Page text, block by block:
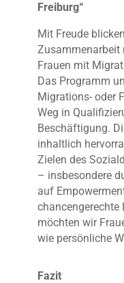
Freiburg“
Mit Freude
Zusammenarbeit
Frauen mit
Das Programm
Migrations- oder
Weg in
Beschäftigung.
inhaltlich
Zielen des
– insbesondere
auf
chancengerechte
möchten wir
wie persönliche
Fazit